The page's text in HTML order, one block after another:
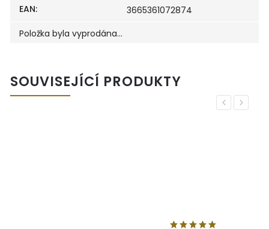
EAN:
3665361072874
Položka byla vyprodána…
SOUVISEJÍCÍ PRODUKTY
Previous
Next